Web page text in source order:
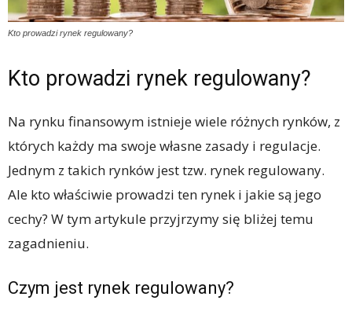
Kto prowadzi rynek regulowany?
Kto prowadzi rynek regulowany?
Na rynku finansowym istnieje wiele różnych rynków, z
których każdy ma swoje własne zasady i regulacje.
Jednym z takich rynków jest tzw. rynek regulowany.
Ale kto właściwie prowadzi ten rynek i jakie są jego
cechy? W tym artykule przyjrzymy się bliżej temu
zagadnieniu.
Czym jest rynek regulowany?